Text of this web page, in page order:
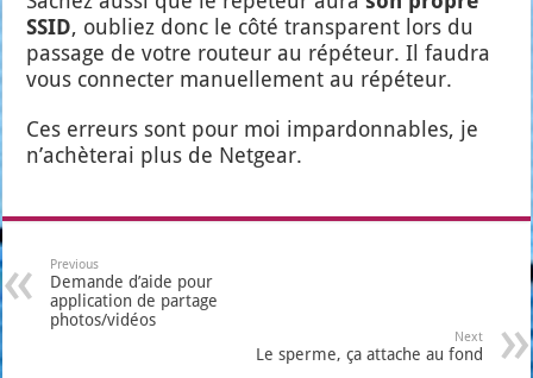
SSID, oubliez donc le côté trans­pa­rent lors du
pas­sage de votre rou­teur au répé­teur. Il fau­dra
vous connec­ter manuel­le­ment au répé­teur.
Ces erreurs sont pour moi impar­don­nables, je
n’a­chè­te­rai plus de Net­gear.
Previous
Demande d’aide pour
application de partage
photos/vidéos
Next
Le sperme, ça attache au fond